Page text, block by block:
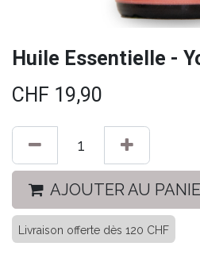
Huile Essentielle -
CHF 19,90
AJOUTER AU
Livraison offerte dès 120 CHF